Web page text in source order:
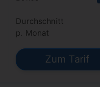
Durchschnitt
p. Monat
Zum Tarif